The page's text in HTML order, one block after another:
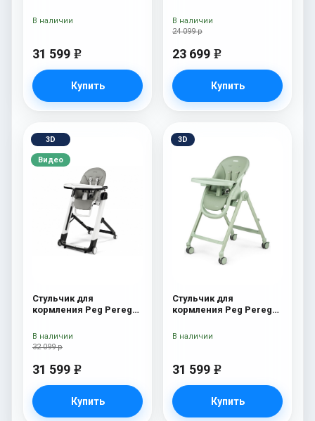
31 599 e
Купить
В наличии
Ice
24 099 р
23 699 e
Купить
В наличии
3D
Видео
Стульчик для
кормления Peg Perego
32 099 р
31 599 e
Купить
В наличии
3D
Стульчик для
кормления Peg Perego
31 599 e
Купить
В наличии